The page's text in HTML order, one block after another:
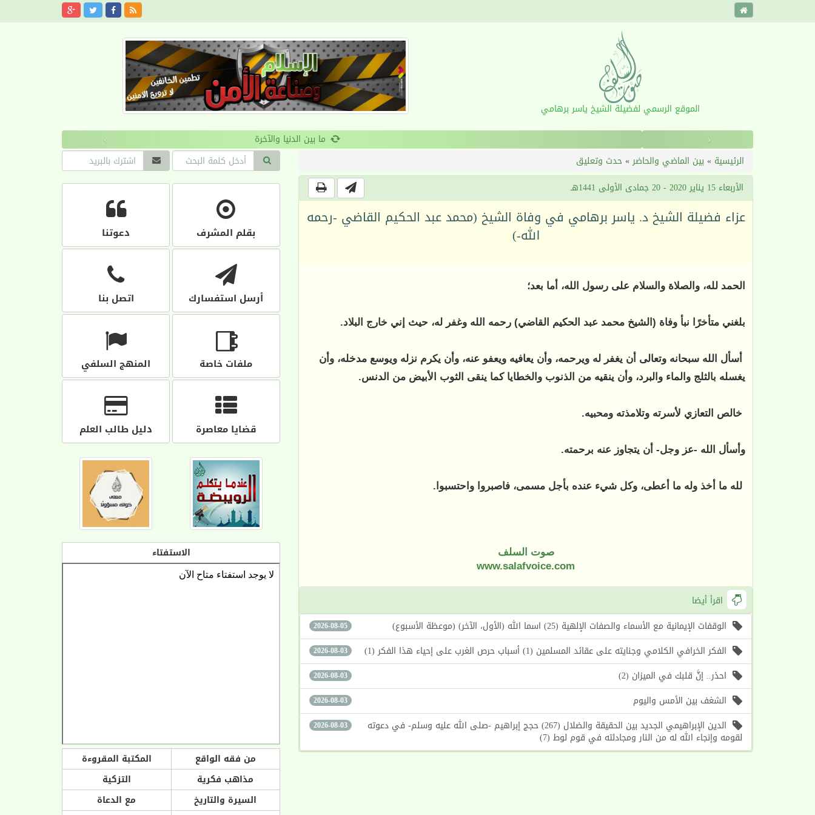
الموقع الرسمي لفضيلة الشيخ ياسر برهامي
‹
›
الرئيسية » بين الماضي والحاضر»حدث وتعليق
الأربعاء 15 يناير 2020 - 20 جمادى الأولى 1441هـ
عزاء فضيلة الشيخ د. ياسر برهامي في وفاة الشيخ (محمد عبد الحكيم القاضي -رحمه
الله-)
الحمد لله، والصلاة والسلام على رسول الله، أما بعد؛
بلغني متأخرًا نبأ وفاة (الشيخ محمد عبد الحكيم القاضي) رحمه الله وغفر له، حيث إني خارج البلاد.
أسأل الله سبحانه وتعالى أن يغفر له ويرحمه، وأن يعافيه ويعفو عنه، وأن يكرم نزله ويوسع مدخله، وأن
يغسله بالثلج والماء والبرد، وأن ينقيه من الذنوب والخطايا كما ينقى الثوب الأبيض من الدنس.
خالص التعازي لأسرته وتلامذته ومحبيه.
وأسأل الله -عز وجل- أن يتجاوز عنه برحمته.
لله ما أخذ وله ما أعطى، وكل شيء عنده بأجل مسمى، فاصبروا واحتسبوا.
صوت السلف
www.salafvoice.com
اقرأ أيضا
2026-08-05 الوقفات الإيمانية مع الأسماء والصفات الإلهية (25) اسما الله (الأول، الآخر) (موعظة الأسبوع)
2026-08-03 الفكر الخرافي الكلامي وجنايته على عقائد المسلمين (1) أسباب حرص الغرب على إحياء هذا الفكر (1)
2026-08-03 احذر.. إنَّ قلبك في الميزان (2)
2026-08-03 الشغف بين الأمس واليوم
2026-08-03 الدين الإبراهيمي الجديد بين الحقيقة والضلال (267) حجج إبراهيم -صلى الله عليه وسلم- في دعوته
لقومه وإنجاء الله له من النار ومجادلته في قوم لوط (7)
بقلم المشرف دعوتنا
أرسل استفسارك اتصل بنا
ملفات خاصة المنهج السلفي
قضايا معاصرة دليل طالب العلم
الاستفتاء
من فقه الواقع
المكتبة المقروءة
مذاهب فكرية
التزكية
السيرة والتاريخ
مع الدعاة